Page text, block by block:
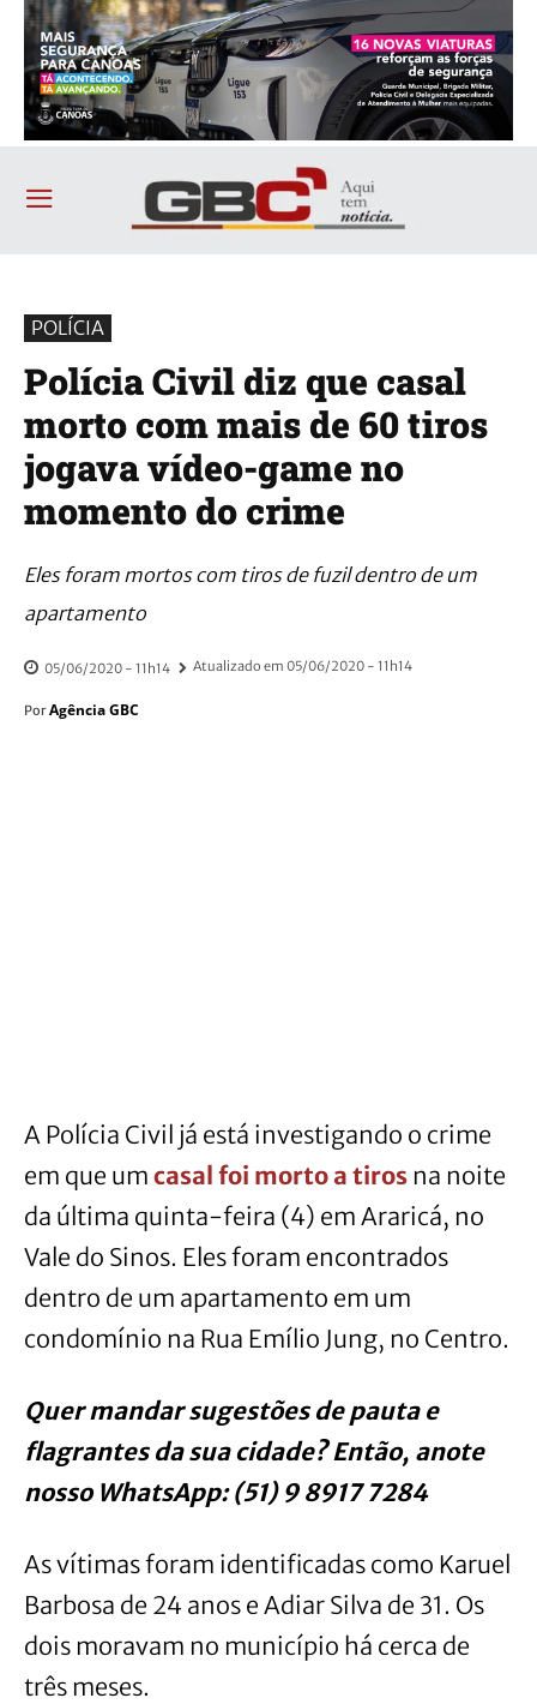
POLÍCIA
Polícia Civil diz que casal
morto com mais de 60 tiros
jogava vídeo-game no
momento do crime
Eles foram mortos com tiros de fuzil dentro de um
apartamento
05/06/2020 - 11h14 Atualizado em 05/06/2020 - 11h14
Por Agência GBC
A Polícia Civil já está investigando o crime
em que um casal foi morto a tiros na noite
da última quinta-feira (4) em Araricá, no
Vale do Sinos. Eles foram encontrados
dentro de um apartamento em um
condomínio na Rua Emílio Jung, no Centro.
Quer mandar sugestões de pauta e
flagrantes da sua cidade? Então, anote
nosso WhatsApp: (51) 9 8917 7284
As vítimas foram identificadas como Karuel
Barbosa de 24 anos e Adiar Silva de 31. Os
dois moravam no município há cerca de
três meses.